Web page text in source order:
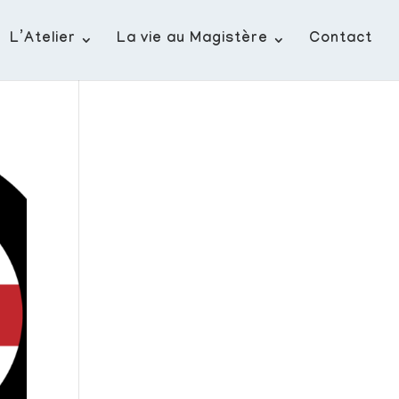
L’Atelier La vie au Magistère Contact